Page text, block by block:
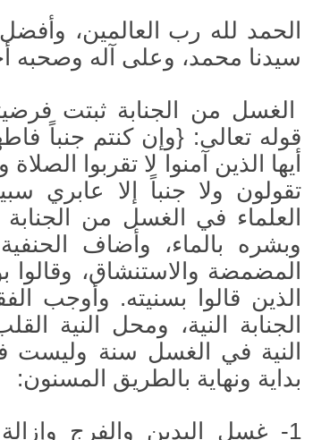
الحمد لله رب العالمين،
سيدنا محمد، وعلى آله وصحبه
الغسل من الجنابة ثبتت
قوله تعالى: {وإن كنتم جنباً
أيها الذين آمنوا لا تقربوا
تقولون ولا جنباً إلا عابري
العلماء في الغسل من
وبشره بالماء، وأضاف
المضمضة والاستنشاق، وقالوا
الذين قالوا بسنيته. وأوجب
الجنابة النية، ومحل النية
النية في الغسل سنة وليست
بداية ونهاية بالطريق المسنون:
1- غسل اليدين والفرج